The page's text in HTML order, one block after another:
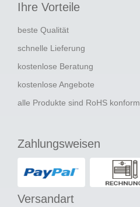
Ihre Vorteile
beste Qualität
schnelle Lieferung
kostenlose Beratung
kostenlose Angebote
alle Produkte sind RoHS konform
Zahlungsweisen
Versandart